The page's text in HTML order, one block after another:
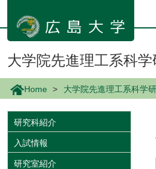
大学院先進理工系科
Home 大学院先進理工系科学
研究科紹介
入試情報
研究室紹介